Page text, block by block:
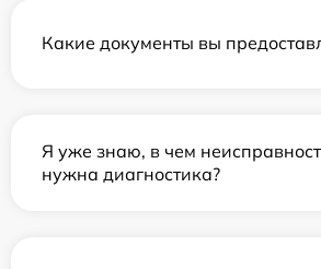
Какие документы вы
Я уже знаю, в чем
нужна диагностика?